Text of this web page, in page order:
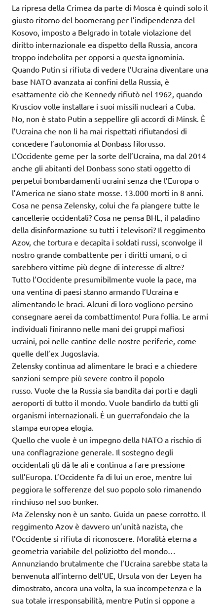
La ripresa della Crimea da parte di Mosca è quindi solo il
giusto ritorno del boomerang per l’indipendenza del
Kosovo, imposto a Belgrado in totale violazione del
diritto internazionale ea dispetto della Russia, ancora
troppo indebolita per opporsi a questa ignominia.
Quando Putin si rifiuta di vedere l’Ucraina diventare una
base NATO avanzata ai confini della Russia, è
esattamente ciò che Kennedy rifiutò nel 1962, quando
Krusciov volle installare i suoi missili nucleari a Cuba.
No, non è stato Putin a seppellire gli accordi di Minsk. È
l’Ucraina che non li ha mai rispettati rifiutandosi di
concedere l’autonomia al Donbass filorusso.
L’Occidente geme per la sorte dell’Ucraina, ma dal 2014
anche gli abitanti del Donbass sono stati oggetto di
perpetui bombardamenti ucraini senza che l’Europa o
l’America ne siano state mosse. 13.000 morti in 8 anni.
Cosa ne pensa Zelensky, colui che fa piangere tutte le
cancellerie occidentali? Cosa ne pensa BHL, il paladino
della disinformazione su tutti i televisori? Il reggimento
Azov, che tortura e decapita i soldati russi, sconvolge il
nostro grande combattente per i diritti umani, o ci
sarebbero vittime più degne di interesse di altre?
Tutto l’Occidente presumibilmente vuole la pace, ma
una ventina di paesi stanno armando l’Ucraina e
alimentando le braci. Alcuni di loro vogliono persino
consegnare aerei da combattimento! Pura follia. Le armi
individuali finiranno nelle mani dei gruppi mafiosi
ucraini, poi nelle cantine delle nostre periferie, come
quelle dell’ex Jugoslavia.
Zelensky continua ad alimentare le braci e a chiedere
sanzioni sempre più severe contro il popolo
russo. Vuole che la Russia sia bandita dai porti e dagli
aeroporti di tutto il mondo. Vuole bandirlo da tutti gli
organismi internazionali. È un guerrafondaio che la
stampa europea elogia.
Quello che vuole è un impegno della NATO a rischio di
una conflagrazione generale. Il sostegno degli
occidentali gli dà le ali e continua a fare pressione
sull’Europa. L’Occidente fa di lui un eroe, mentre lui
peggiora le sofferenze del suo popolo solo rimanendo
rinchiuso nel suo bunker.
Ma Zelensky non è un santo. Guida un paese corrotto. Il
reggimento Azov è davvero un’unità nazista, che
l’Occidente si rifiuta di riconoscere. Moralità eterna a
geometria variabile del poliziotto del mondo…
Annunziando brutalmente che l’Ucraina sarebbe stata la
benvenuta all’interno dell’UE, Ursula von der Leyen ha
dimostrato, ancora una volta, la sua incompetenza e la
sua totale irresponsabilità, mentre Putin si oppone a